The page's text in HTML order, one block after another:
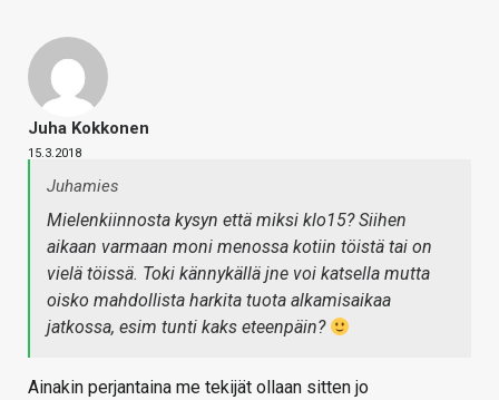
Juha Kokkonen
15.3.2018
Juhamies
Mielenkiinnosta kysyn että miksi klo15? Siihen
aikaan varmaan moni menossa kotiin töistä tai on
vielä töissä. Toki kännykällä jne voi katsella mutta
oisko mahdollista harkita tuota alkamisaikaa
jatkossa, esim tunti kaks eteenpäin?
Ainakin perjantaina me tekijät ollaan sitten jo